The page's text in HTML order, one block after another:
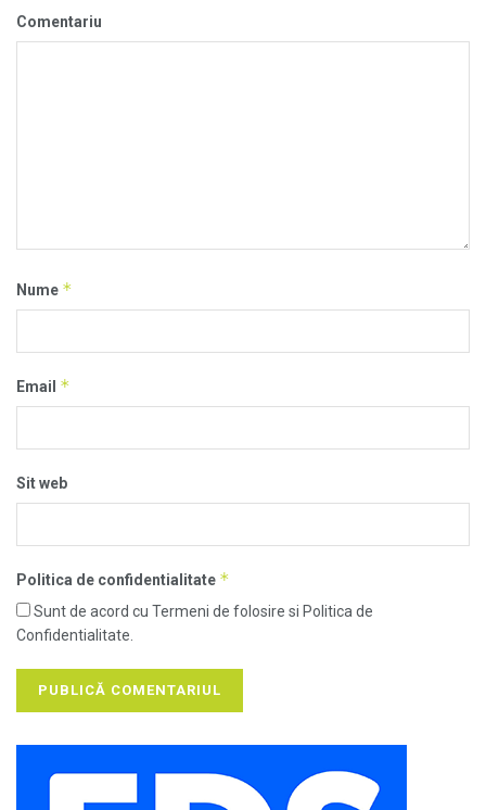
Comentariu
Nume *
Email *
Sit web
Politica de confidentialitate *
Sunt de acord cu Termeni de folosire si Politica de
Confidentialitate.